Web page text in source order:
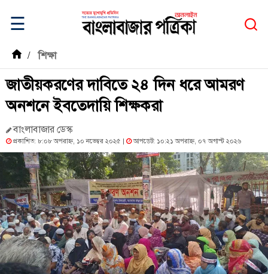
☰
/ শিক্ষা
জাতীয়করণের দাবিতে ২৪ দিন ধরে আমরণ
অনশনে ইবতেদায়ি শিক্ষকরা
বাংলাবাজার ডেস্ক
প্রকাশিত: ৮:০৮ অপরাহ্ন, ১০ নভেম্বর ২০২৫ | আপডেট: ১০:২১ অপরাহ্ন, ০৭ অগাস্ট ২০২৬